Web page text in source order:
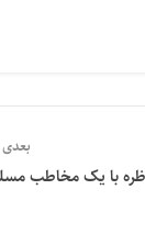
با یک مخاطب